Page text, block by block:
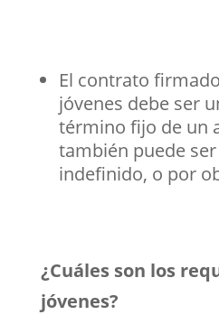
El contrato
jóvenes debe ser
término fijo de un
también puede
indefinido, o por
¿Cuáles son los
jóvenes?